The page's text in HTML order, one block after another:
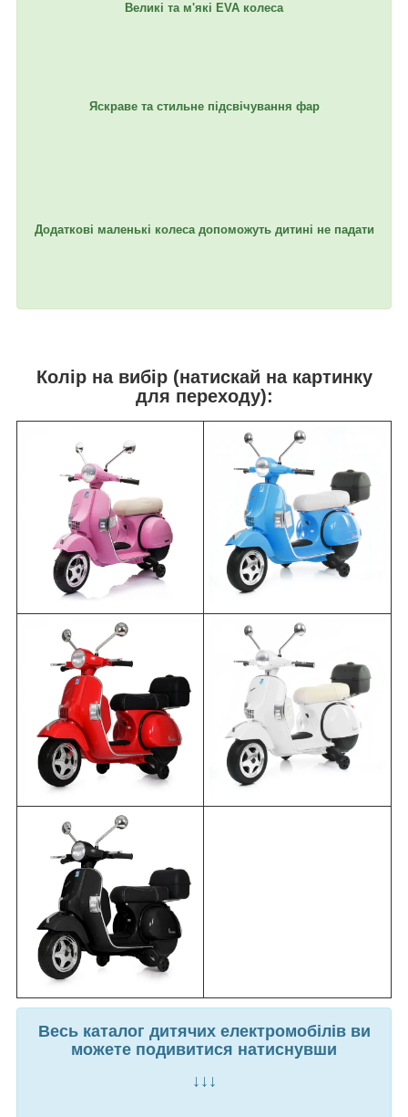
Великі та м'які EVA колеса
Яскраве та стильне підсвічування фар
Додаткові маленькі колеса допоможуть дитині не падати
Колір на вибір (натискай на картинку
для переходу):
Весь каталог дитячих електромобілів ви
можете подивитися натиснувши
↓↓↓